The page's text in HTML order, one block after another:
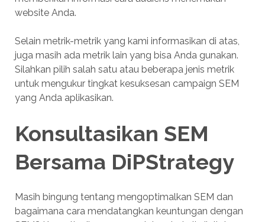
website Anda.
Selain metrik-metrik yang kami informasikan di atas,
juga masih ada metrik lain yang bisa Anda gunakan.
Silahkan pilih salah satu atau beberapa jenis metrik
untuk mengukur tingkat kesuksesan campaign SEM
yang Anda aplikasikan.
Konsultasikan SEM
Bersama DiPStrategy
Masih bingung tentang mengoptimalkan SEM dan
bagaimana cara mendatangkan keuntungan dengan